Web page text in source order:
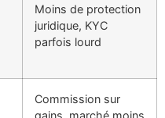
Moins de protection
juridique, KYC
parfois lourd
Commission sur
gains, marché moins